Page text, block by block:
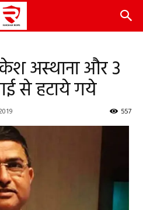
अस्थाना और 3
से हटाये गये
557